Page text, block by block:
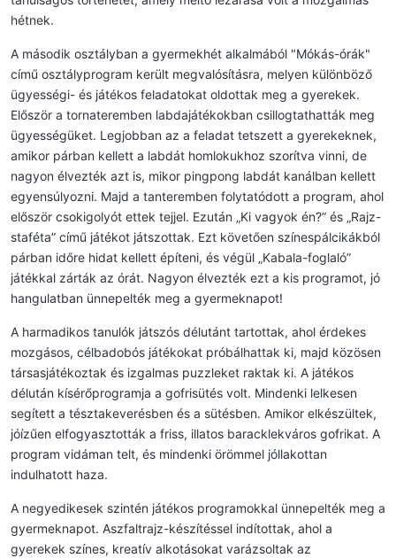
hétnek.
A második osztályban a gyermekhét alkalmából "Mókás-órák"
című osztályprogram került megvalósításra, melyen különböző
ügyességi- és játékos feladatokat oldottak meg a gyerekek.
Először a tornateremben labdajátékokban csillogtathatták meg
ügyességüket. Legjobban az a feladat tetszett a gyerekeknek,
amikor párban kellett a labdát homlokukhoz szorítva vinni, de
nagyon élvezték azt is, mikor pingpong labdát kanálban kellett
egyensúlyozni. Majd a tanteremben folytatódott a program, ahol
először csokigolyót ettek tejjel. Ezután „Ki vagyok én?” és „Rajz-
staféta” című játékot játszottak. Ezt követően színespálcikákból
párban időre hidat kellett építeni, és végül „Kabala-foglaló”
játékkal zárták az órát. Nagyon élvezték ezt a kis programot, jó
hangulatban ünnepelték meg a gyermeknapot!
A harmadikos tanulók játszós délutánt tartottak, ahol érdekes
mozgásos, célbadobós játékokat próbálhattak ki, majd közösen
társasjátékoztak és izgalmas puzzleket raktak ki. A játékos
délután kísérőprogramja a gofrisütés volt. Mindenki lelkesen
segített a tésztakeverésben és a sütésben. Amikor elkészültek,
jóízűen elfogyasztották a friss, illatos baracklekváros gofrikat. A
program vidáman telt, és mindenki örömmel jóllakottan
indulhatott haza.
A negyedikesek szintén játékos programokkal ünnepelték meg a
gyermeknapot. Aszfaltrajz-készítéssel indítottak, ahol a
gyerekek színes, kreatív alkotásokat varázsoltak az